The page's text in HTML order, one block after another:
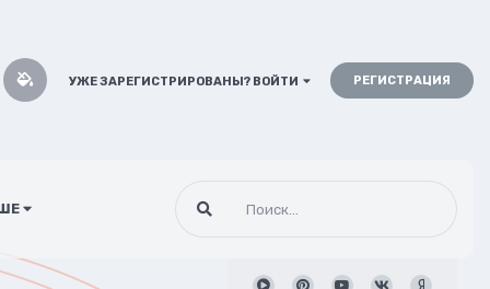
УЖЕ ЗАРЕГИСТРИРОВАНЫ? ВОЙТИ РЕГИСТРАЦИЯ